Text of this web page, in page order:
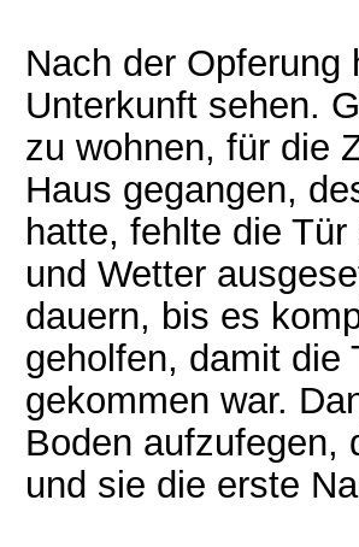
Nach der Opferung
Unterkunft sehen.
zu wohnen, für die
Haus gegangen,
hatte, fehlte die
und Wetter
dauern, bis es
geholfen, damit die
gekommen war.
Boden aufzufegen,
und sie die erste